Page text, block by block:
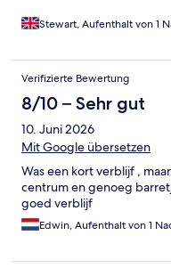
Stewart, Aufenthalt von 1
Verifizierte Bewertung
8/10 – Sehr gut
10. Juni 2026
Mit Google übersetzen
Was een kort verblijf ,
centrum en genoeg
goed verblijf
Edwin, Aufenthalt von 1